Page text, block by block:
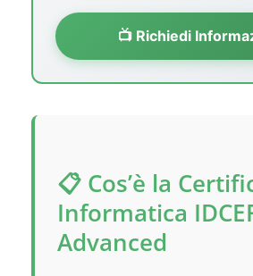
📺 Richiedi
📋 Cos’è la
Informatica
Advanced